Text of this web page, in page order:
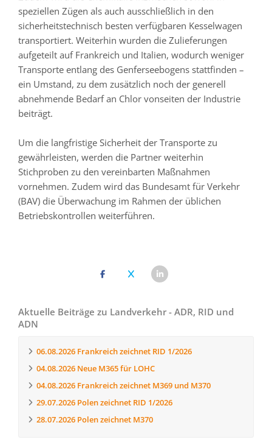
speziellen Zügen als auch ausschließlich in den
sicherheitstechnisch besten verfügbaren Kesselwagen
transportiert. Weiterhin wurden die Zulieferungen
aufgeteilt auf Frankreich und Italien, wodurch weniger
Transporte entlang des Genferseebogens stattfinden –
ein Umstand, zu dem zusätzlich noch der generell
abnehmende Bedarf an Chlor vonseiten der Industrie
beiträgt.
Um die langfristige Sicherheit der Transporte zu
gewährleisten, werden die Partner weiterhin
Stichproben zu den vereinbarten Maßnahmen
vornehmen. Zudem wird das Bundesamt für Verkehr
(BAV) die Überwachung im Rahmen der üblichen
Betriebskontrollen weiterführen.
Aktuelle Beiträge zu Landverkehr - ADR, RID und
ADN
06.08.2026 Frankreich zeichnet RID 1/2026
04.08.2026 Neue M365 für LOHC
04.08.2026 Frankreich zeichnet M369 und M370
29.07.2026 Polen zeichnet RID 1/2026
28.07.2026 Polen zeichnet M370